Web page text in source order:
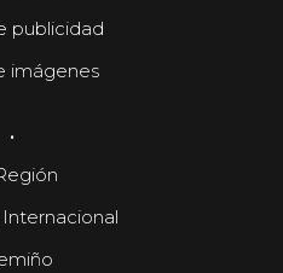
publicidad
imágenes
.